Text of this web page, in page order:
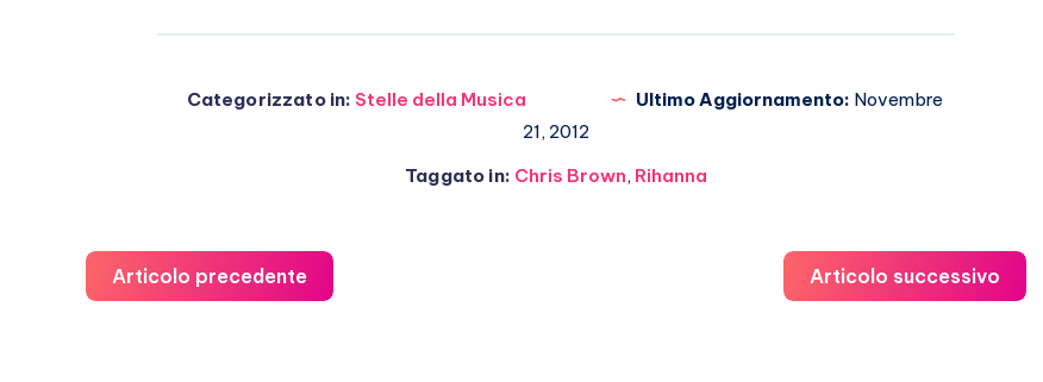
Categorizzato in: Stelle della Musica Ultimo Aggiornamento: Novembre
21, 2012
Taggato in: Chris Brown, Rihanna
Articolo precedente Articolo successivo